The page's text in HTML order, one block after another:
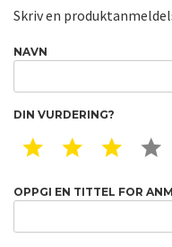
Skriv en
NAVN
DIN VURDERING?
1 STAR2 STAR
3
OPPGI EN TITTEL FOR